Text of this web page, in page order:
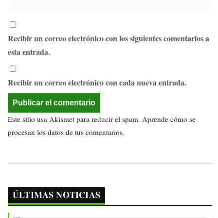
Recibir un correo electrónico con los siguientes comentarios a
esta entrada.
Recibir un correo electrónico con cada nueva entrada.
Este sitio usa Akismet para reducir el spam. Aprende cómo se
procesan los datos de tus comentarios.
ÚLTIMAS NOTICIAS